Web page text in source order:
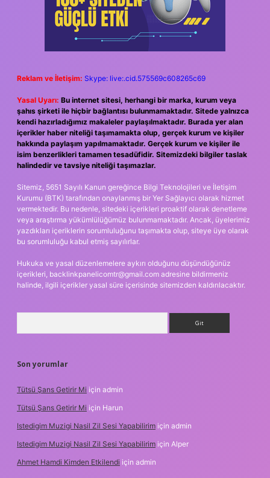
Reklam ve İletişim: Skype: live:.cid.575569c608265c69
Yasal Uyarı: Bu internet sitesi, herhangi bir marka, kurum veya
şahıs şirketi ile hiçbir bağlantısı bulunmamaktadır. Sitede yalnızca
kendi hazırladığımız makaleler paylaşılmaktadır. Burada yer alan
içerikler haber niteliği taşımamakta olup, gerçek kurum ve kişiler
hakkında paylaşım yapılmamaktadır. Gerçek kurum ve kişiler ile
isim benzerlikleri tamamen tesadüfidir. Sitemizdeki bilgiler taslak
halindedir ve tavsiye niteliği taşımazlar.
Sitemiz, 5651 Sayılı Kanun gereğince Bilgi Teknolojileri ve İletişim
Kurumu (BTK) tarafından onaylanmış bir Yer Sağlayıcı olarak hizmet
vermektedir. Bu nedenle, sitedeki içerikleri proaktif olarak denetleme
veya araştırma yükümlülüğümüz bulunmamaktadır. Ancak, üyelerimiz
yazdıkları içeriklerin sorumluluğunu taşımakta olup, siteye üye olarak
bu sorumluluğu kabul etmiş sayılırlar.
Hukuka ve yasal düzenlemelere aykırı olduğunu düşündüğünüz
içerikleri, backlinkpanelicomtr@gmail.com adresine bildirmeniz
halinde, ilgili içerikler yasal süre içerisinde sitemizden kaldırılacaktır.
Son yorumlar
Tütsü Şans Getirir Mi için admin
Tütsü Şans Getirir Mi için Harun
Istedigim Muzigi Nasil Zil Sesi Yapabilirim için admin
Istedigim Muzigi Nasil Zil Sesi Yapabilirim için Alper
Ahmet Hamdi Kimden Etkilendi için admin